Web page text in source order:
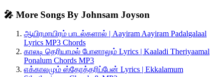
🎤 More Songs By Johnsam Joyson
ஆயிரமாயிரம் பாடல்களால் | Aayiram Aayiram Padalgalaal
Lyrics MP3 Chords
காலடி தெரியாமல் போனாலும் Lyrics | Kaaladi Theriyaamal
Ponalum Chords MP3
எக்காலமும் ஸ்தோத்தரிப்பேன் Lyrics | Ekkalamum